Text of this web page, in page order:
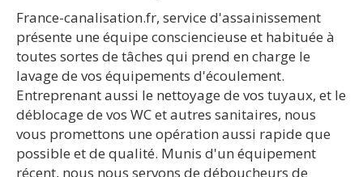
France-canalisation.fr, service d'assainissement
présente une équipe consciencieuse et habituée à
toutes sortes de tâches qui prend en charge le
lavage de vos équipements d'écoulement.
Entreprenant aussi le nettoyage de vos tuyaux, et le
déblocage de vos WC et autres sanitaires, nous
vous promettons une opération aussi rapide que
possible et de qualité. Munis d'un équipement
récent, nous nous servons de déboucheurs de